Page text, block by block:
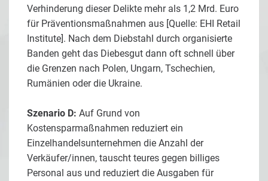
Verhinderung dieser Delikte mehr als 1,2 Mrd. Euro
für Präventionsmaßnahmen aus [Quelle: EHI Retail
Institute]. Nach dem Diebstahl durch organisierte
Banden geht das Diebesgut dann oft schnell über
die Grenzen nach Polen, Ungarn, Tschechien,
Rumänien oder die Ukraine.
Szenario D: Auf Grund von
Kostensparmaßnahmen reduziert ein
Einzelhandelsunternehmen die Anzahl der
Verkäufer/innen, tauscht teures gegen billiges
Personal aus und reduziert die Ausgaben für